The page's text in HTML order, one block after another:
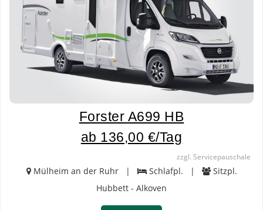
Forster A699 HB
ab 136,00 €/Tag
zzgl. Servicepauschale
Mülheim an der Ruhr | Schlafpl. |
Sitzpl.
Hubbett - Alkoven